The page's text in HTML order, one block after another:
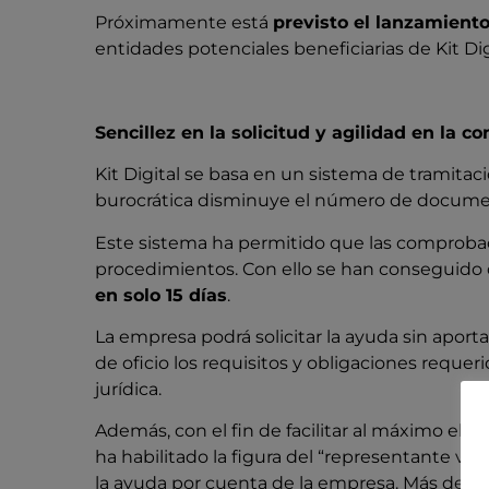
Próximamente está previsto el
entidades potenciales beneficiarias de Kit
Sencillez en la solicitud y agilidad en la
Kit Digital se basa en un sistema de
burocrática disminuye el número de
Este sistema ha permitido que las
procedimientos. Con ello se han
en solo 15 días.
La empresa podrá solicitar la ayuda sin
de oficio los requisitos y obligaciones
jurídica.
Además, con el fin de facilitar al máximo el
ha habilitado la figura del “representante
la ayuda por cuenta de la empresa. Más del